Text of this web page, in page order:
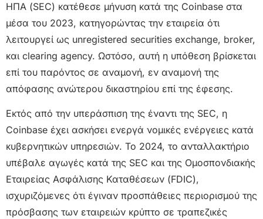
ΗΠΑ (SEC) κατέθεσε μήνυση κατά της Coinbase στα
μέσα του 2023, κατηγορώντας την εταιρεία ότι
λειτουργεί ως unregistered securities exchange, broker,
και clearing agency. Ωστόσο, αυτή η υπόθεση βρίσκεται
επί του παρόντος σε αναμονή, εν αναμονή της
απόφασης ανώτερου δικαστηρίου επί της έφεσης.
Εκτός από την υπεράσπιση της έναντι της SEC, η
Coinbase έχει ασκήσει ενεργά νομικές ενέργειες κατά
κυβερνητικών υπηρεσιών. Το 2024, το ανταλλακτήριο
υπέβαλε αγωγές κατά της SEC και της Ομοσπονδιακής
Εταιρείας Ασφάλισης Καταθέσεων (FDIC),
ισχυριζόμενες ότι έγιναν προσπάθειες περιορισμού της
πρόσβασης των εταιρειών κρύπτο σε τραπεζικές